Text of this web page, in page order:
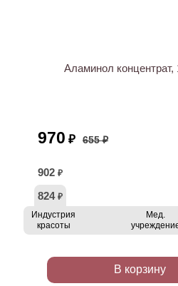
Аламинол концентрат,
970 ₽ 655 ₽
902 ₽
824 ₽
Индустрия
красоты
Мед.
В корзину